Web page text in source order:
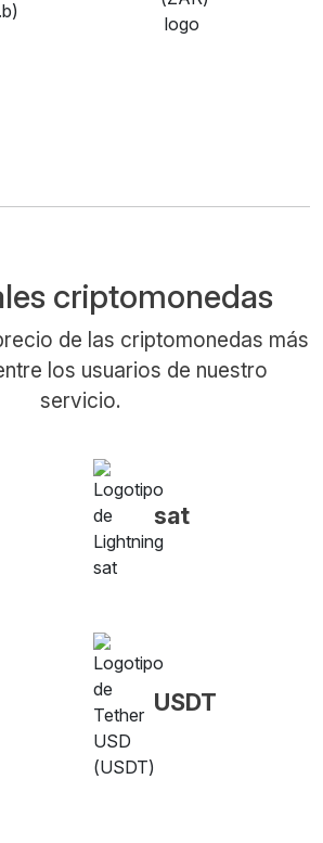
criptomonedas
de las criptomonedas más
los usuarios de nuestro
servicio.
sat
USDT